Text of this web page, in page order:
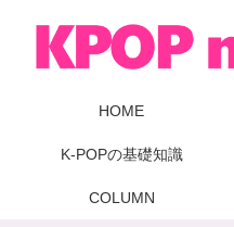
HOME
K-POPの基礎知識
COLUMN